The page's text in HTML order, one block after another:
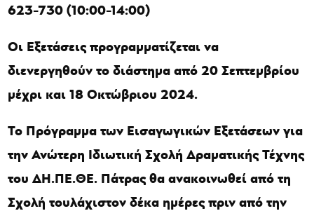
623-730 (10:00-14:00)
Οι Εξετάσεις προγραμματίζεται να
διενεργηθούν το διάστημα από 20 Σεπτεμβρίου
μέχρι και 18 Οκτώβριου 2024.
Το Πρόγραμμα των Εισαγωγικών Εξετάσεων για
την Ανώτερη Ιδιωτική Σχολή Δραματικής Τέχνης
του ΔΗ.ΠΕ.ΘΕ. Πάτρας θα ανακοινωθεί από τη
Σχολή τουλάχιστον δέκα ημέρες πριν από την